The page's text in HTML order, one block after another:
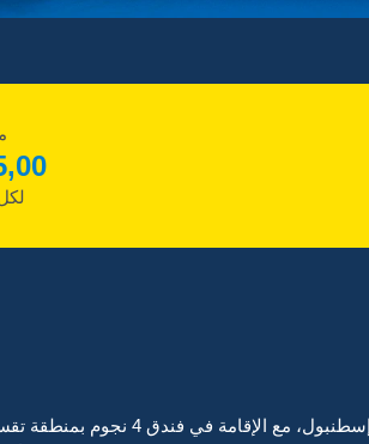
برنامج سياحي اسطنبول – بورصا مميز لمدة 6 ليالٍ و7 أيام في مدينة